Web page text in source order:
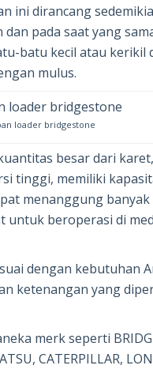
ini dirancang
pada saat yang
batu kecil atau kerikil
mulus.
loader bridgestone
besar dari
tinggi, memiliki
menanggung banyak
beroperasi di
dengan kebutuhan
ketenangan yang
merk seperti
CATERPILLAR,